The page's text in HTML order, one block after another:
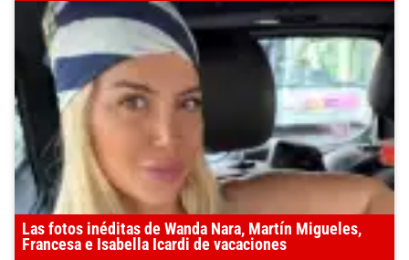
Las fotos inéditas de Wanda Nara, Martín Migueles,
Francesa e Isabella Icardi de vacaciones